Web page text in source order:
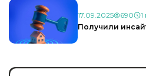
17.09.2025 690
1
Получили